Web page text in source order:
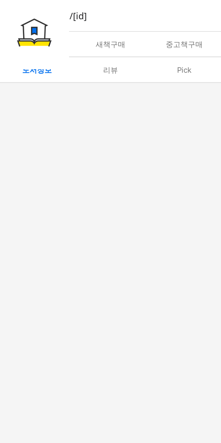
book/rent/[id]
대여 새책구매 중고책구매
도서정보 리뷰 Pick